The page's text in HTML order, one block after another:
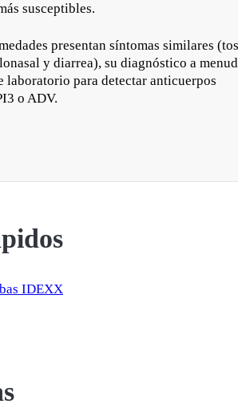
susceptibles.
presentan síntomas similares
y diarrea), su diagnóstico a
laboratorio para detectar anticuerpos
o ADV.
IDEXX